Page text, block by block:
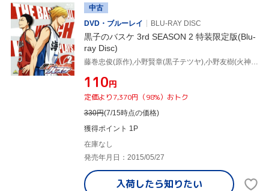
中古
DVD・ブルーレイ
BLU-RAY DISC
黒子のバスケ 3rd SEASON 2 特装限定版(Blu-
ray Disc)
藤巻忠俊(原作),小野賢章(黒子テツヤ),小野友樹(火神大我),斎藤千和(相田リコ),菊地洋子(キャラクターデザイン),池頼広(音楽)
¥110円
定価より7,370円（98%）おトク
330円(7/15時点の価格)
獲得ポイント 1P
在庫なし
発売年月日：2015/05/27
入荷したら知りたい